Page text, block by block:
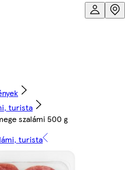
turista
szalámi 500 g
turista